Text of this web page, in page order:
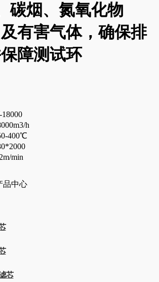
碳烟、氮氧化物
及有害气体，确保排
障测试环
h
400℃
min
品中心
芯